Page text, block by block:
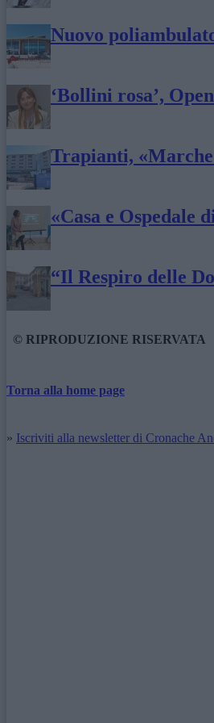
Nuovo
‘Bollini rosa’,
Trapianti,
«Casa e Ospedale
“Il Respiro delle
© RIPRODUZIONE RISERVATA
Torna alla home page
» Iscriviti alla newsletter di Cronache